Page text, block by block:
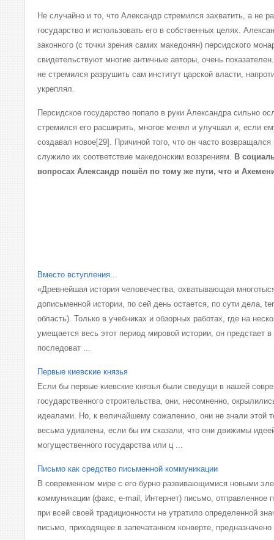
Не случайно и то, что Александр стремился захватить, а не
государство и использовать его в собственных целях.
законного (с точки зрения самих македонян) персидского
свидетельствуют многие античные авторы, очень
не стремился разрушить сам институт царской власти,
укреплял.
Персидское государство попало в руки Александра сильно
стремился его расширить, многое менял и улучшал и, если
создавал новое[29]. Причиной того, что он часто
служило их соответствие македонским воззрениям. В
вопросах Александр пошёл по тому же пути, что и
Вместо вступления...
«Древнейшая история человечества, охватывающая
дописьменной истории, по сей день остается, по сути дела,
область). Только в учебниках и обзорных работах, где на
умещается весь этот период мировой истории, он предстает
последоват ...
Первые киевские князья
Если бы первые киевские князья были сведущи в нашей
государственного строительства, они, несомненно,
идеалами. Но, к величайшему сожалению, они не знали этой
весьма удивлены, если бы им сказали, что они движимы
могущественного государства или ц ...
Письмо как средство письменной коммуникации
В современном мире с его бурно развивающимися новыми
коммуникации (факс, e-mail, Интернет) письмо, отправленное
при всей своей традиционности не утратило определенной
письмо, приходящее в запечатанном конверте,